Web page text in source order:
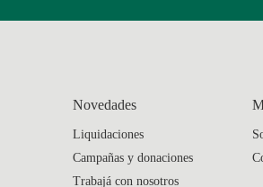
Novedades
Liquidaciones
Campañas y donaciones
Trabajá con nosotros